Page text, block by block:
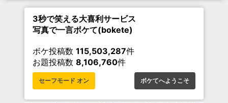
3秒で笑える大喜利サービス
写真で一言ボケて(bokete)
ボケ投稿数 115,503,287件
お題投稿数 8,106,760件
セーフモード オン ボケてへようこそ